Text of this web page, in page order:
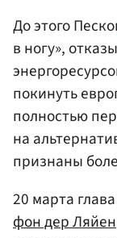
До этого
в ногу»,
покинуть
полностью
на
признаны
20 марта глава
фон дер Ляйен